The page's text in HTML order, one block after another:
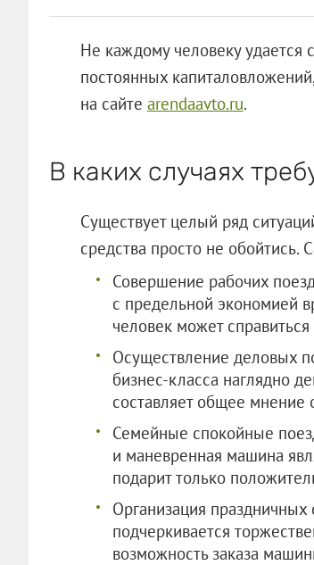
Не каждому человеку удается
постоянных
на сайте arendaavto.ru.
В каких случаях
Существует целый ряд
средства просто не
Совершение рабочих
с предельной экономией
человек может
Осуществление деловых
бизнес-класса наглядно
составляет общее мнение
Семейные спокойные
и маневренная машина
подарит только
Организация праздничных
подчеркивается
возможность заказа